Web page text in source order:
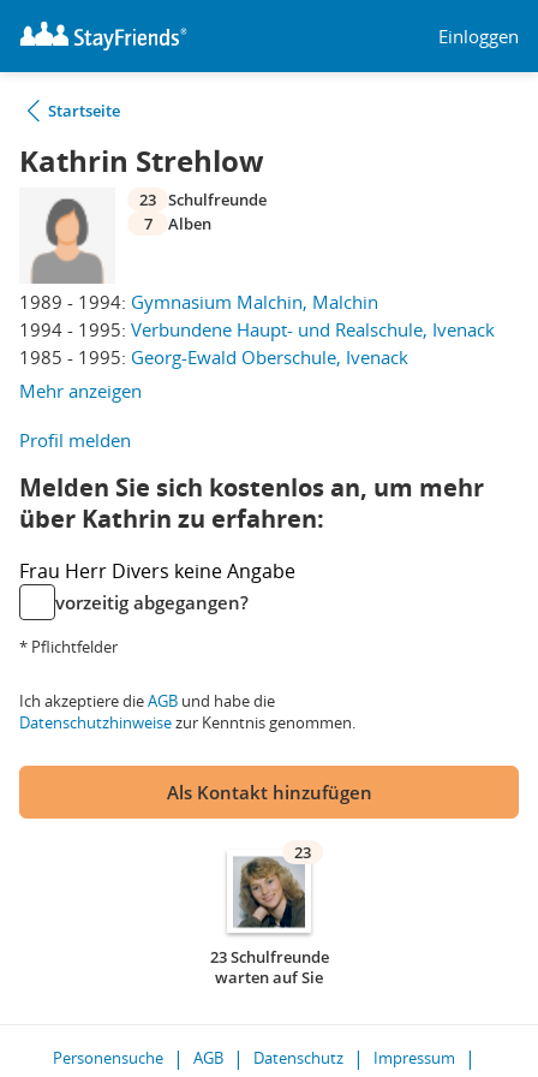
Einloggen
Startseite
Kathrin Strehlow
1989 - 1994: Gymnasium Malchin, Malchin
1994 - 1995: Verbundene Haupt- und Realschule, Ivenack
1985 - 1995: Georg-Ewald Oberschule, Ivenack
Mehr anzeigen
23 Schulfreunde
7
Alben
Profil melden
Melden Sie sich kostenlos an, um mehr
über Kathrin zu erfahren:
Frau Herr Divers keine Angabe
vorzeitig abgegangen?
* Pflichtfelder
Ich akzeptiere dieAGB und habe die
Datenschutzhinweisezur Kenntnis genommen.
Als Kontakt hinzufügen
23
23 Schulfreunde
warten auf Sie
Personensuche AGB Datenschutz
Impressum